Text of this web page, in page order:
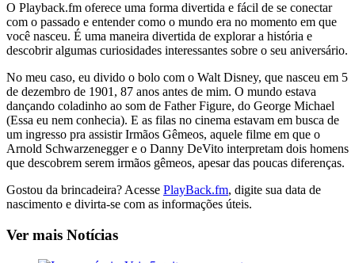
O Playback.fm oferece uma forma divertida e fácil de se conectar
com o passado e entender como o mundo era no momento em que
você nasceu. É uma maneira divertida de explorar a história e
descobrir algumas curiosidades interessantes sobre o seu aniversário.
No meu caso, eu divido o bolo com o Walt Disney, que nasceu em 5
de dezembro de 1901, 87 anos antes de mim. O mundo estava
dançando coladinho ao som de Father Figure, do George Michael
(Essa eu nem conhecia). E as filas no cinema estavam em busca de
um ingresso pra assistir Irmãos Gêmeos, aquele filme em que o
Arnold Schwarzenegger e o Danny DeVito interpretam dois homens
que descobrem serem irmãos gêmeos, apesar das poucas diferenças.
Gostou da brincadeira? Acesse PlayBack.fm, digite sua data de
nascimento e divirta-se com as informações úteis.
Ver mais Notícias